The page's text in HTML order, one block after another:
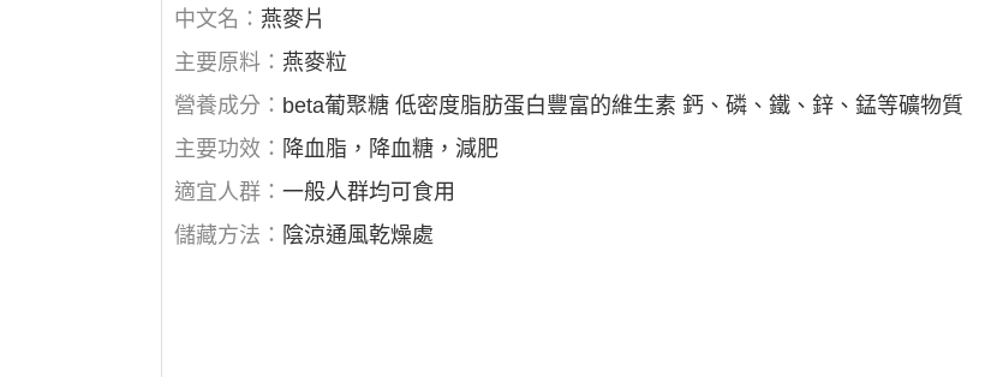
中文名： 燕麥片
主要原料： 燕麥粒
營養成分： beta葡聚糖 低密度脂肪蛋白豐富的維生素 鈣、磷、鐵、鋅、錳等礦物質
主要功效： 降血脂，降血糖，減肥
適宜人群：一般人群均可食用
儲藏方法： 陰涼通風乾燥處